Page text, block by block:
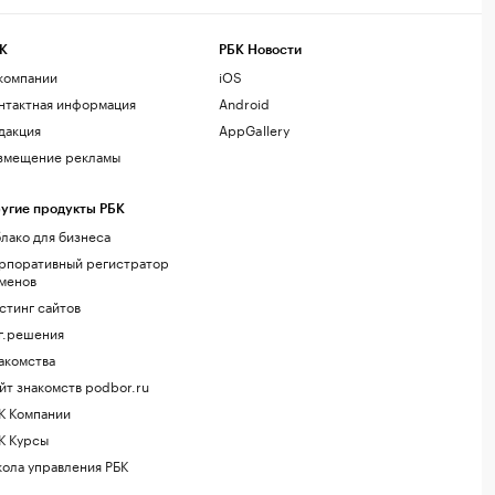
информация
рекламы
продукты РБК
для бизнеса
регистратор
сайтов
знакомств podbor.ru
Компании
Курсы
управления РБК
РБК Новости
iOS
Android
AppGallery